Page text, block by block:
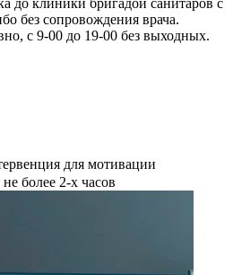
до клиники бригадой санитаров с
без сопровождения врача.
с 9-00 до 19-00 без выходных.
для мотивации
более 2-х часов